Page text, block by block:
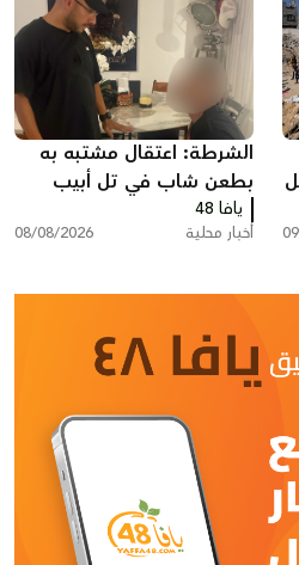
الشرطة: اعتقال مشتبه به
بطعن شاب في تل أبيب
يافا 48
أخبار محلية 08/08/2026